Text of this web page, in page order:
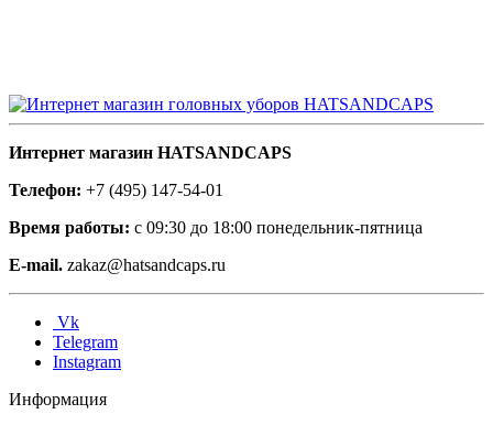
Интернет магазин HATSANDCAPS
Телефон: +7 (495) 147-54-01
Время работы: с 09:30 до 18:00 понедельник-пятница
E-mail. zakaz@hatsandcaps.ru
Vk
Telegram
Instagram
Информация